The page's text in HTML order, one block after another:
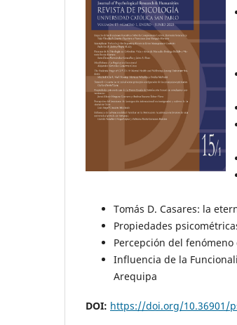
Tomás D. Casares: la
Propiedades
Percepción del
Influencia de la
Arequipa
DOI: https://doi.org/10.36901/